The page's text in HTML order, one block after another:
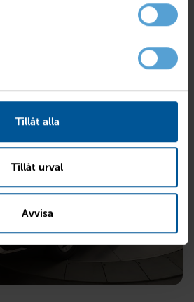
Tillåt alla
Tillåt urval
Avvisa